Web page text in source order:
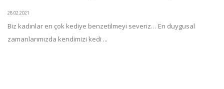
28.02.2021
Biz kadınlar en çok kediye benzetilmeyi severiz… En duygusal
zamanlarımızda kendimizi kedi ...